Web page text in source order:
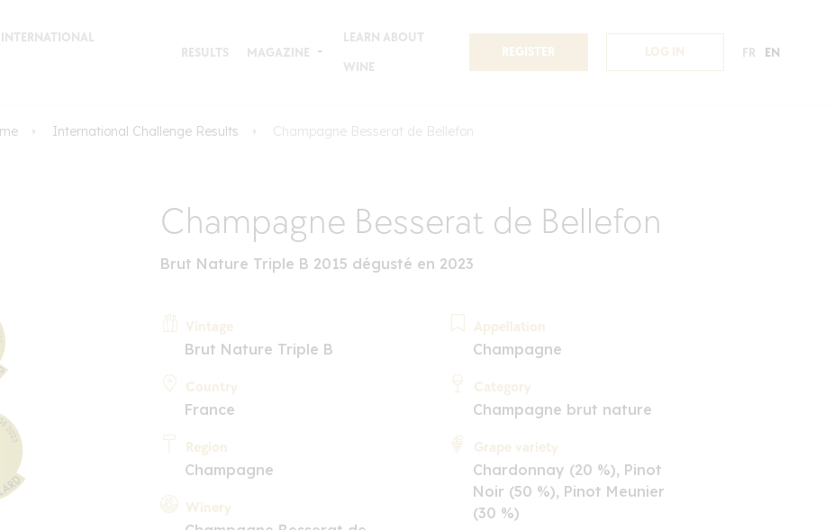
RESULTS MAGAZINE
LEARN ABOUT
WINE
REGISTER LOG IN FR EN
International Challenge Results Champagne Besserat de Bellefon
Champagne Besserat de Bellefon
Brut Nature Triple B 2015 dégusté en 2023
Vintage
Brut Nature Triple B
Country
France
Region
Champagne
Winery
Appellation
Champagne
Category
Champagne brut nature
Grape variety
Chardonnay (20 %), Pinot
Noir (50 %), Pinot Meunier
(30 %)